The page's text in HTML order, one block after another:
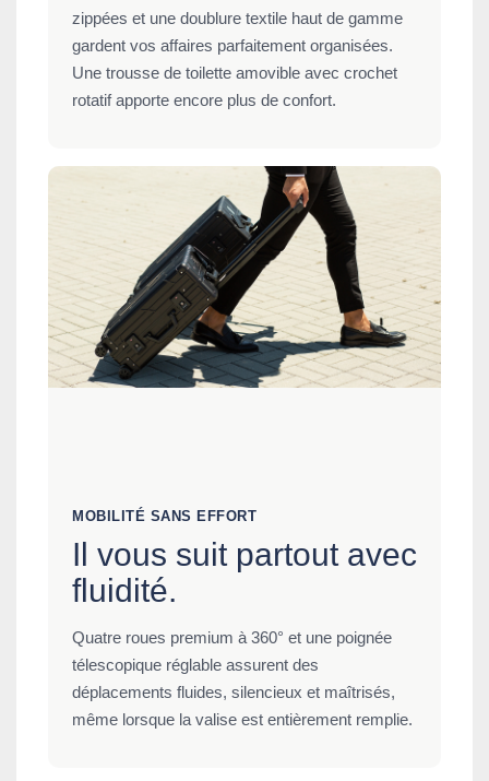
zippées et une doublure textile haut de gamme
gardent vos affaires parfaitement organisées.
Une trousse de toilette amovible avec crochet
rotatif apporte encore plus de confort.
MOBILITÉ SANS EFFORT
Il vous suit partout avec
fluidité.
Quatre roues premium à 360° et une poignée
télescopique réglable assurent des
déplacements fluides, silencieux et maîtrisés,
même lorsque la valise est entièrement remplie.